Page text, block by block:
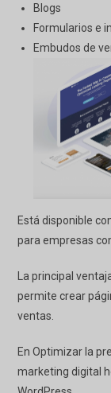
Blogs
Formularios e
Embudos de
Está disponible
para empresas
La principal
permite crear
ventas.
EnOptimizar la
marketing digital